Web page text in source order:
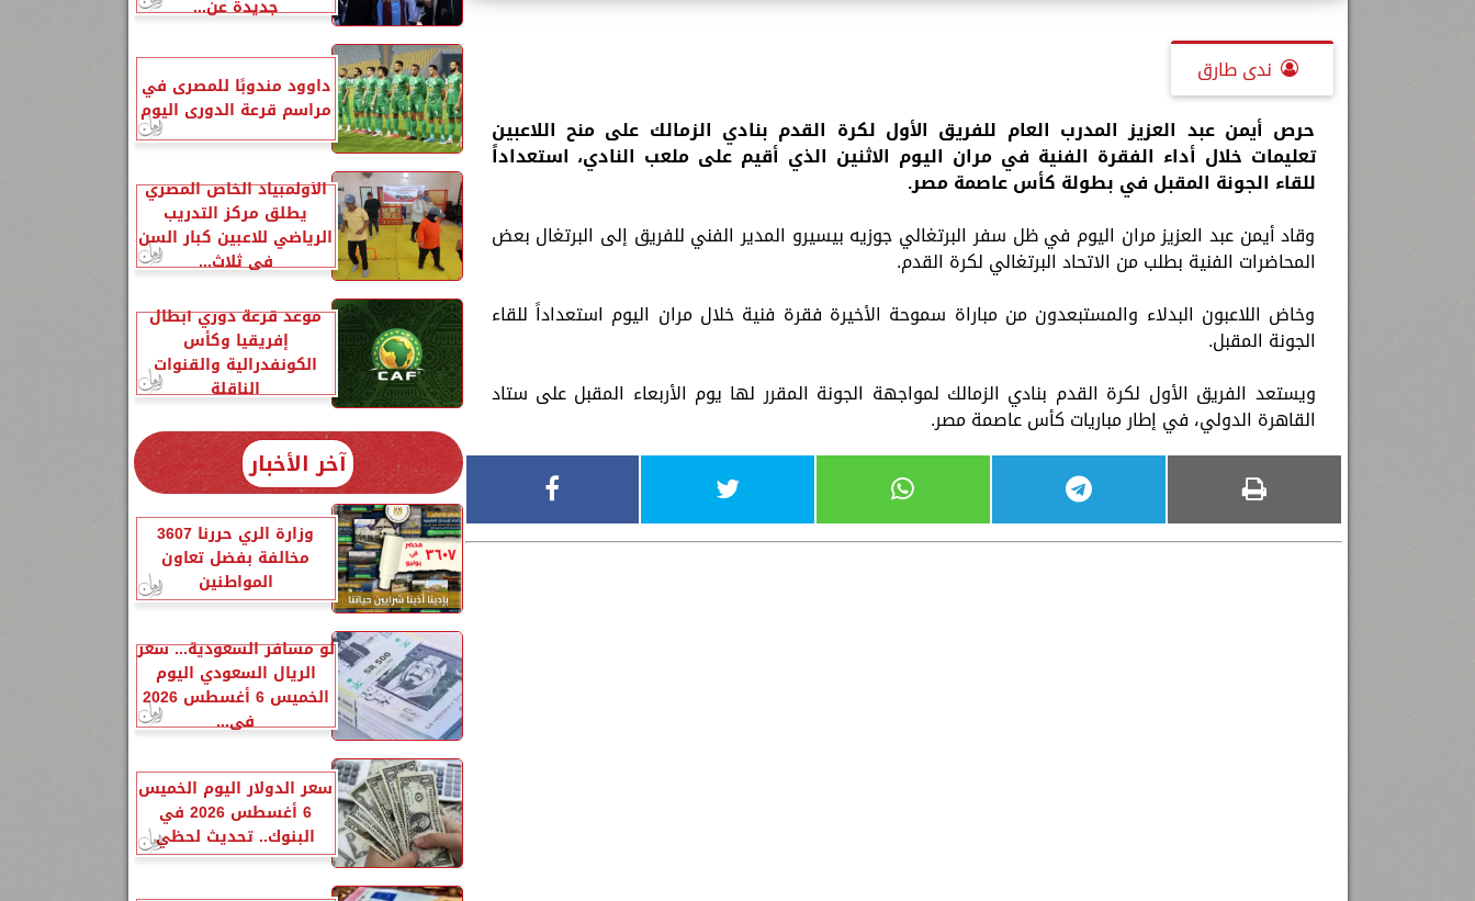
ندى طارق
حرص أيمن عبد العزيز المدرب العام للفريق الأول لكرة القدم بنادي الزمالك على منح اللاعبين
تعليمات خلال أداء الفقرة الفنية في مران اليوم الاثنين الذي أقيم على ملعب النادي، استعداداً
للقاء الجونة المقبل في بطولة كأس عاصمة مصر.
وقاد أيمن عبد العزيز مران اليوم في ظل سفر البرتغالي جوزيه بيسيرو المدير الفني للفريق إلى البرتغال بعض
المحاضرات الفنية بطلب من الاتحاد البرتغالي لكرة القدم.
وخاض اللاعبون البدلاء والمستبعدون من مباراة سموحة الأخيرة فقرة فنية خلال مران اليوم استعداداً للقاء
الجونة المقبل.
ويستعد الفريق الأول لكرة القدم بنادي الزمالك لمواجهة الجونة المقرر لها يوم الأربعاء المقبل على ستاد
القاهرة الدولي، في إطار مباريات كأس عاصمة مصر.
جديدة عن...
داوود مندوبًا للمصرى في
مراسم قرعة الدورى اليوم
الأولمبياد الخاص المصري
يطلق مركز التدريب
الرياضي للاعبين كبار السن
في ثلاث...
موعد قرعة دوري أبطال
إفريقيا وكأس
الكونفدرالية والقنوات
الناقلة
آخر الأخبار
وزارة الري حررنا 3607
مخالفة بفضل تعاون
المواطنين
لو مسافر السعودية... سعر
الريال السعودي اليوم
الخميس 6 أغسطس 2026
في...
سعر الدولار اليوم الخميس
6 أغسطس 2026 في
البنوك.. تحديث لحظي